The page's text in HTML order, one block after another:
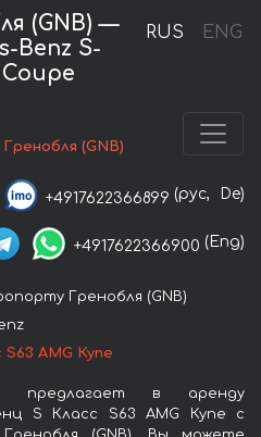
RUS ENG
(GNB) —
Benz S-
Coupe
(GNB)
+4917622366899 (рус, De)
+4917622366900 (Eng)
Гренобля (GNB)
AMG Купе
предлагает в аренду
S Класс S63 AMG Купе с